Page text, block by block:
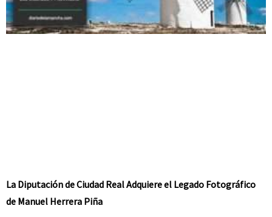
La Diputación de Ciudad Real Adquiere el Legado Fotográfico
de Manuel Herrera Piña